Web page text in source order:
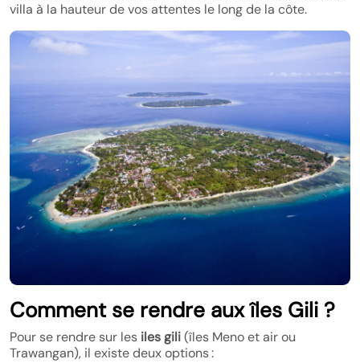
villa à la hauteur de vos attentes le long de la côte.
Comment se rendre aux îles Gili ?
Pour se rendre sur les iles gili(îles Meno et air ou
Trawangan), il existe deux options :